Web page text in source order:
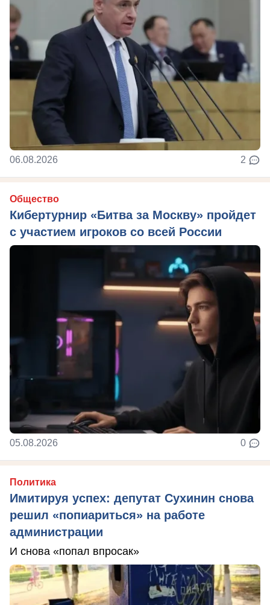
06.08.2026 2
Общество
Кибертурнир «Битва за Москву» пройдет
с участием игроков со всей России
05.08.2026 0
Политика
Имитируя успех: депутат Сухинин снова
решил «попиариться» на работе
администрации
И снова «попал впросак»